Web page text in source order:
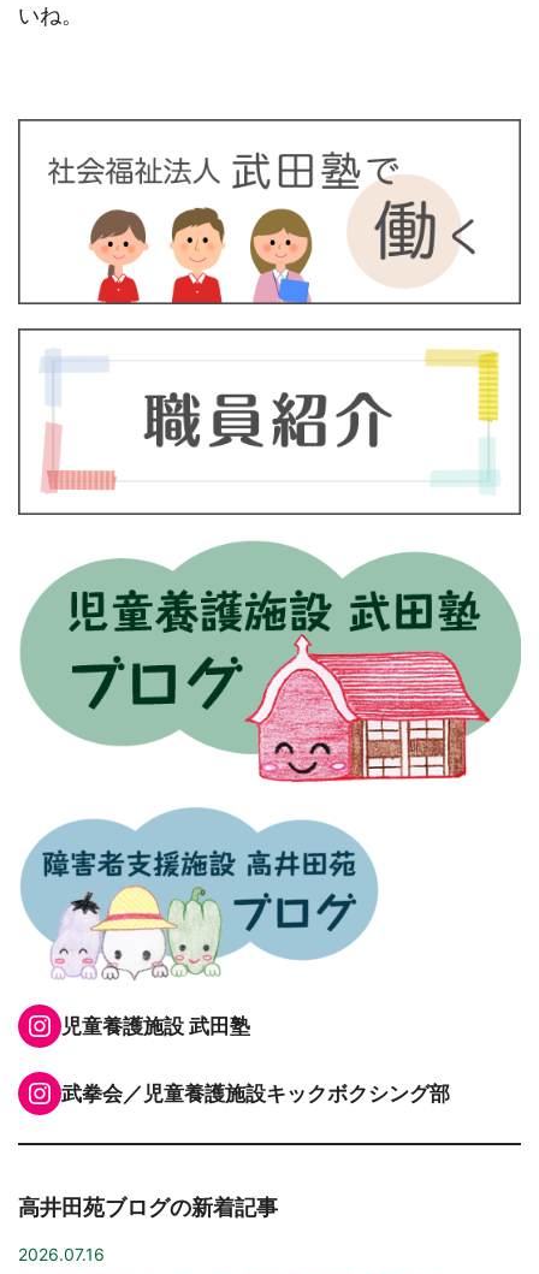
いね。
Instagram
児童養護施設 武田塾
Instagram
武拳会／児童養護施設キックボクシング部
高井田苑ブログの新着記事
2026.07.16